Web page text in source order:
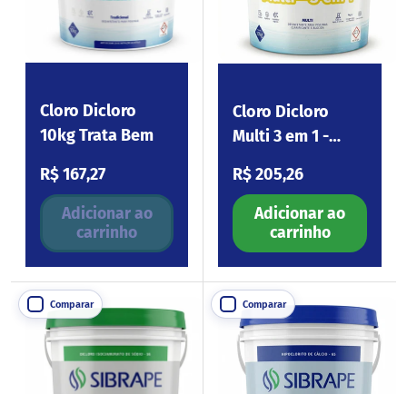
Cloro Dicloro
10kg Trata Bem
Preço normal
R$ 167,27
Adicionar ao
carrinho
Cloro Dicloro
Multi 3 em 1 -
Preço normal
R$ 205,26
Adicionar ao
carrinho
Comparar Comparar